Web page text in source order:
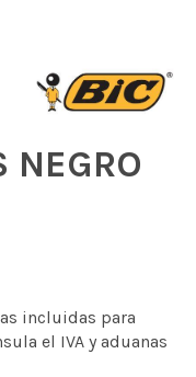
NEGRO
incluidas para
el IVA y aduanas